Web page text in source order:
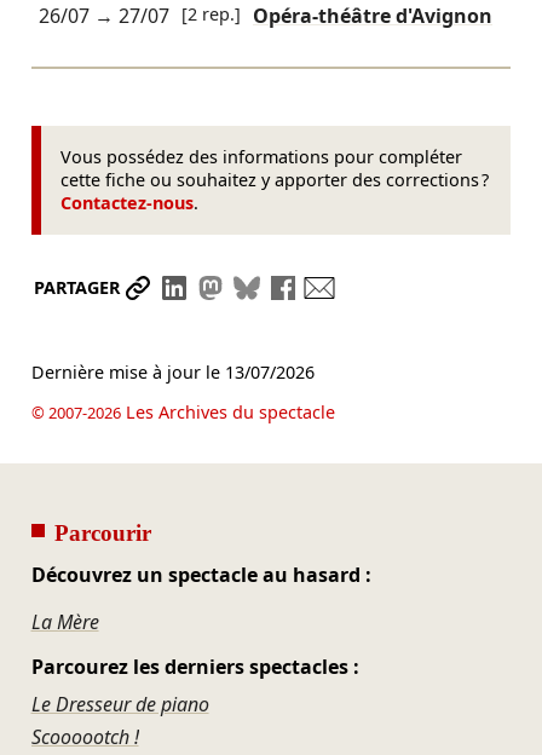
26/07→ 27/07 [2 rep.] Opéra-théâtre d'Avignon
Vous possédez des informations pour compléter
cette fiche ou souhaitez y apporter des corrections ?
Contactez-nous.
PARTAGER Partager le lien
Partager sur LinkedIn
Partager sur Mastodon
Partager sur Bluesky
Partager sur Facebook
Dernière mise à jour le 13/07/2026
© 2007-2026Les Archives du spectacle
Parcourir
Découvrez un spectacle au hasard :
La Mère
Parcourez les derniers spectacles :
Le Dresseur de piano
Scoooootch !